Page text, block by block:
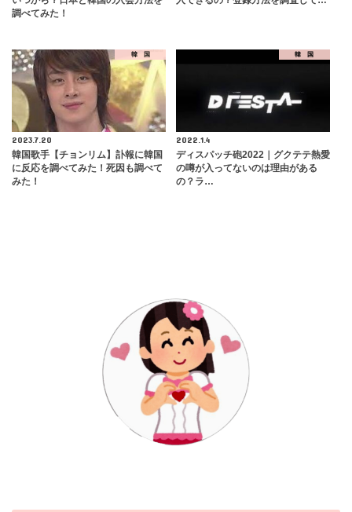
調べてみた！
韓 国
2023.7.20
韓国歌手【チョンリム】訃報に韓国
に反応を調べてみた！死因も調べて
みた！
韓 国
2022.1.4
ディスパッチ砲2022｜グクテテ熱愛
の噂が入ってないのは理由がある
の？ラ…